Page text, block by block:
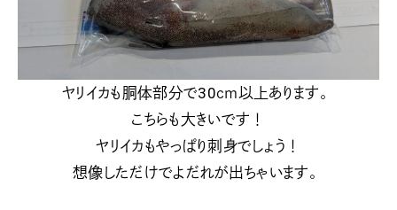
ヤリイカも胴体部分で30ｃｍ以上あります。
こちらも大きいです！
ヤリイカもやっぱり刺身でしょう！
想像しただけでよだれが出ちゃいます。